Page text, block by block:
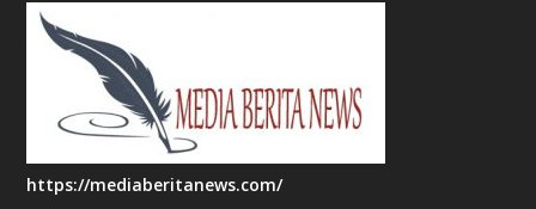
https://mediaberitanews.com/